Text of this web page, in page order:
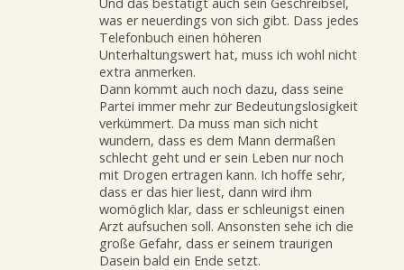
was er neuerdings von sich gibt. Dass jedes
Telefonbuch einen höheren
Unterhaltungswert hat, muss ich wohl nicht
extra anmerken.
Dann kommt auch noch dazu, dass seine
Partei immer mehr zur Bedeutungslosigkeit
verkümmert. Da muss man sich nicht
wundern, dass es dem Mann dermaßen
schlecht geht und er sein Leben nur noch
mit Drogen ertragen kann. Ich hoffe sehr,
dass er das hier liest, dann wird ihm
womöglich klar, dass er schleunigst einen
Arzt aufsuchen soll. Ansonsten sehe ich die
große Gefahr, dass er seinem traurigen
Dasein bald ein Ende setzt.